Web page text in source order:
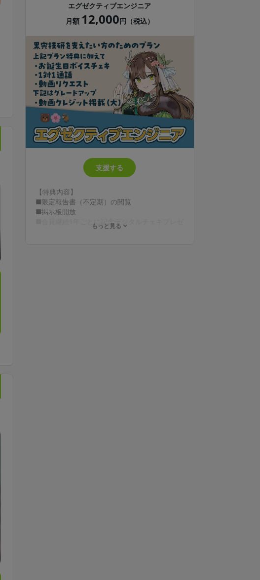
💎ボイスメッセージ付きデジタルチェキプレゼ
ント（月1回、お名前入り）
* 配布画像は動画や配信のサムネ等で使用され
る場合があります
* instaxおよびチェキは、富士フイルム株式会
社の登録商標または商標です
エグゼクティブエンジニア
月額 12,000円（税込）
支援する
【特典内容】
■限定報告書（不定期）の閲覧
■掲示板開放
■会員継続1年ごとに記念デジタルチェキプレゼ
もっと見る